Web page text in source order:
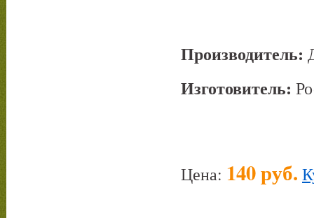
Производитель:
Изготовитель:
Цена: 140 руб.